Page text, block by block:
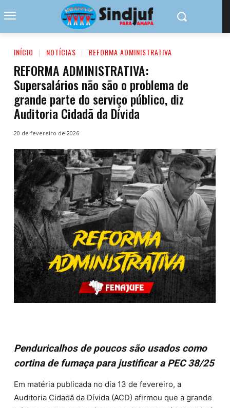
INÍCIO NOTÍCIAS REFORMA ADMINISTRATIVA
REFORMA ADMINISTRATIVA:
Supersalários não são o problema de
grande parte do serviço público, diz
Auditoria Cidadã da Dívida
20 de fevereiro de 2026
Penduricalhos de poucos são usados como
cortina de fumaça para justificar a PEC 38/25
Em matéria publicada no dia 13 de fevereiro, a
Auditoria Cidadã da Dívida (ACD) afirmou que a grande